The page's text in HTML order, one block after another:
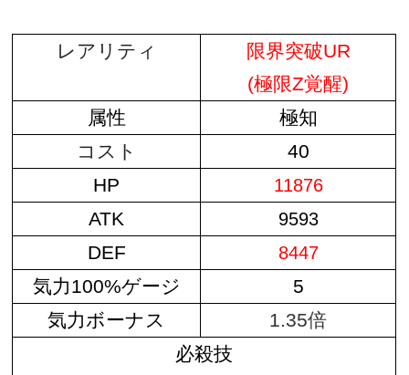
レアリティ
限界突破UR
(極限Z覚醒)
属性
極知
コスト
40
HP
11876
ATK 9593
DEF 8447
気力100%ゲージ
5
気力ボーナス
1.35倍
必殺技